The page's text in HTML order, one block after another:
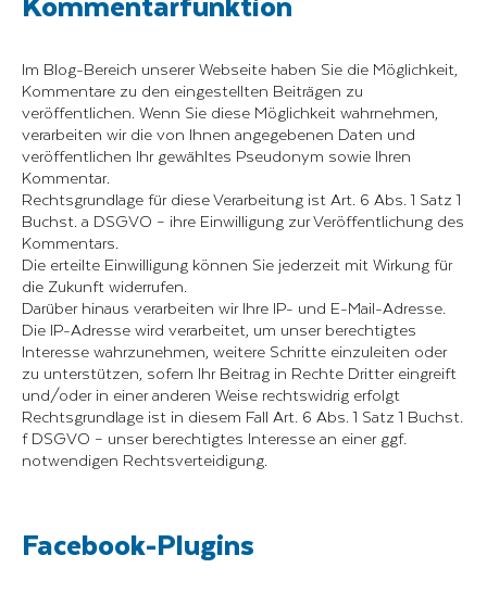
Im Blog-Bereich unserer Webseite haben Sie die Möglichkeit,
Kommentare zu den eingestellten Beiträgen zu
veröffentlichen. Wenn Sie diese Möglichkeit wahrnehmen,
verarbeiten wir die von Ihnen angegebenen Daten und
veröffentlichen Ihr gewähltes Pseudonym sowie Ihren
Kommentar.
Rechtsgrundlage für diese Verarbeitung ist Art. 6 Abs. 1 Satz 1
Buchst. a DSGVO – ihre Einwilligung zur Veröffentlichung des
Kommentars.
Die erteilte Einwilligung können Sie jederzeit mit Wirkung für
die Zukunft widerrufen.
Darüber hinaus verarbeiten wir Ihre IP- und E-Mail-Adresse.
Die IP-Adresse wird verarbeitet, um unser berechtigtes
Interesse wahrzunehmen, weitere Schritte einzuleiten oder
zu unterstützen, sofern Ihr Beitrag in Rechte Dritter eingreift
und/oder in einer anderen Weise rechtswidrig erfolgt
Rechtsgrundlage ist in diesem Fall Art. 6 Abs. 1 Satz 1 Buchst.
f DSGVO – unser berechtigtes Interesse an einer ggf.
notwendigen Rechtsverteidigung.
Facebook-Plugins